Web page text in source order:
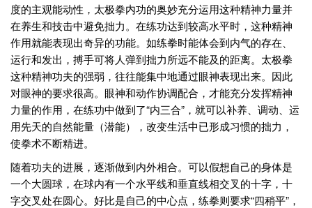
度的主观能动性，太极拳内功的奥妙充分运用这种精神力量并
在养生和技击中避免拙力。在练功达到较高水平时，这种精神
作用就能表现出奇异的功能。如练拳时能体会到内气的存在、
运行和发出，搏手可将人弹到拙力所远不能及的距离。太极拳
这种精神功夫的强弱，往往能集中地通过眼神表现出来。因此
对眼神的要求很高。眼神和动作协调配合，才能充分发挥精神
力量的作用，在练功中做到了“内三合”，就可以补养、调动、运
用先天的自然能量（潜能），改变生活中已形成习惯的拙力，
使拳术不断精进。
随着功夫的进展，逐渐做到内外相合。可以假想自己的身体是
一个大圆球，在球内有一个水平线和垂直线相交叉的十字，十
字交叉处在圆心。好比是自己的中心点，练拳则要求“四稍平”，